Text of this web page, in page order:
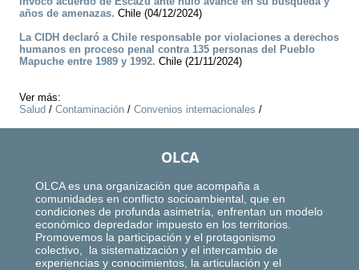
años de amenazas. Chile (04/12/2024)
La CIDH declaró a Chile responsable por violaciones a derechos
humanos en proceso penal contra 135 personas del Pueblo
Mapuche entre 1989 y 1992. Chile (21/11/2024)
Ver más:
Salud / Contaminación / Convenios internacionales /
OLCA
OLCA es una organización que acompaña a
comunidades en conflicto socioambiental, que en
condiciones de profunda asimetría, enfrentan un modelo
económico depredador impuesto en los territorios.
Promovemos la participación y el protagonismo
colectivo, la sistematización y el intercambio de
experiencias y conocimientos, la articulación y el